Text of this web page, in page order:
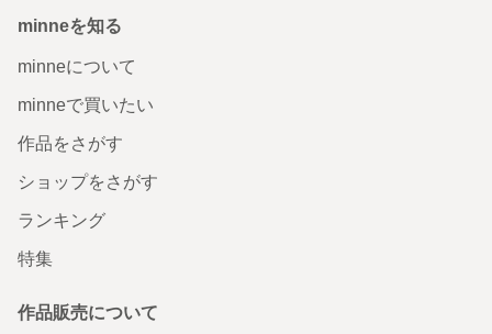
minneを知る
minneについて
minneで買いたい
作品をさがす
ショップをさがす
ランキング
特集
作品販売について